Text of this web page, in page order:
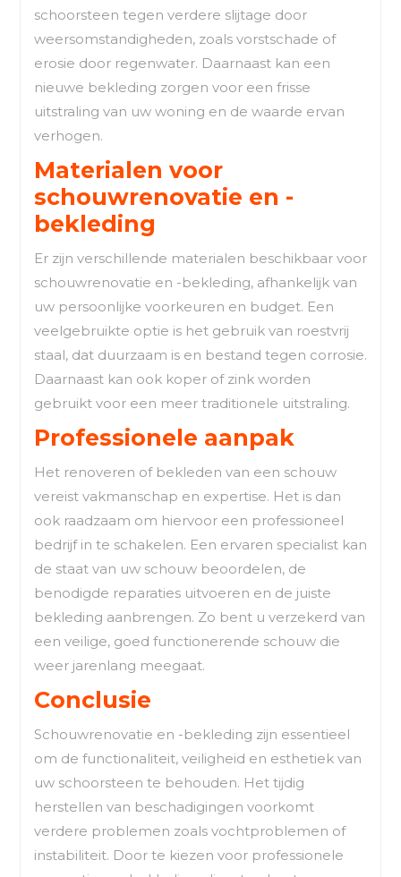
schoorsteen tegen verdere slijtage door
weersomstandigheden, zoals vorstschade of
erosie door regenwater. Daarnaast kan een
nieuwe bekleding zorgen voor een frisse
uitstraling van uw woning en de waarde ervan
verhogen.
Materialen voor
schouwrenovatie en -
bekleding
Er zijn verschillende materialen beschikbaar voor
schouwrenovatie en -bekleding, afhankelijk van
uw persoonlijke voorkeuren en budget. Een
veelgebruikte optie is het gebruik van roestvrij
staal, dat duurzaam is en bestand tegen corrosie.
Daarnaast kan ook koper of zink worden
gebruikt voor een meer traditionele uitstraling.
Professionele aanpak
Het renoveren of bekleden van een schouw
vereist vakmanschap en expertise. Het is dan
ook raadzaam om hiervoor een professioneel
bedrijf in te schakelen. Een ervaren specialist kan
de staat van uw schouw beoordelen, de
benodigde reparaties uitvoeren en de juiste
bekleding aanbrengen. Zo bent u verzekerd van
een veilige, goed functionerende schouw die
weer jarenlang meegaat.
Conclusie
Schouwrenovatie en -bekleding zijn essentieel
om de functionaliteit, veiligheid en esthetiek van
uw schoorsteen te behouden. Het tijdig
herstellen van beschadigingen voorkomt
verdere problemen zoals vochtproblemen of
instabiliteit. Door te kiezen voor professionele